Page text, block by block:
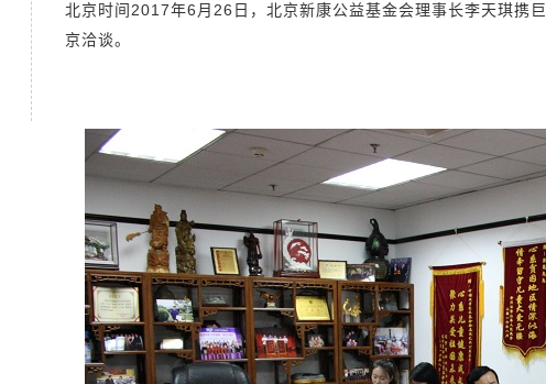
北京时间2017年6月26日，北京新康公益基金会理事长李天琪携
京洽谈。